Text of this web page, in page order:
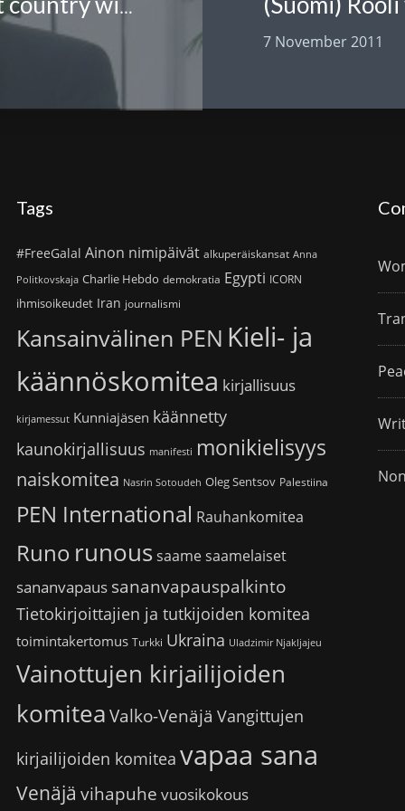
Solomon Hailemariam: An ancient country with ancient languages and literatures
7 November 2011
Tags
#FreeGalal Ainon nimipäivät alkuperäiskansat Anna
Politkovskaja Charlie Hebdo demokratia Egypti ICORN
ihmisoikeudet Iran journalismi
Kansainvälinen PEN Kieli- ja
käännöskomitea kirjallisuus
kirjamessut Kunniajäsen käännetty
kaunokirjallisuus manifesti monikielisyys
naiskomitea Nasrin Sotoudeh Oleg Sentsov Palestiina
PEN International Rauhankomitea
Runo runoussaamesaamelaiset
sananvapaus sananvapauspalkinto
Tietokirjoittajien ja tutkijoiden komitea
toimintakertomus Turkki Ukraina Uladzimir Njakljajeu
Vainottujen kirjailijoiden
komitea Valko-Venäjä Vangittujen
kirjailijoiden komitea vapaa sana
Venäjä vihapuhe vuosikokous